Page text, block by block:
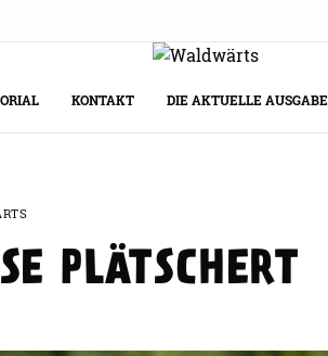
KONTAKT DIE AKTUELLE AUSGABE
PLÄTSCHERT